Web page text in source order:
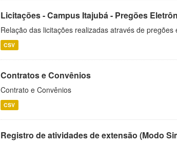
Licitações - Campus Itajubá - Pregões
Relação das licitações realizadas através de
CSV
Contratos e Convênios
Contrato e Convênios
CSV
Registro de atividades de extensão (Modo